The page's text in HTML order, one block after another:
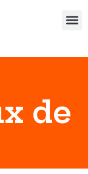
de